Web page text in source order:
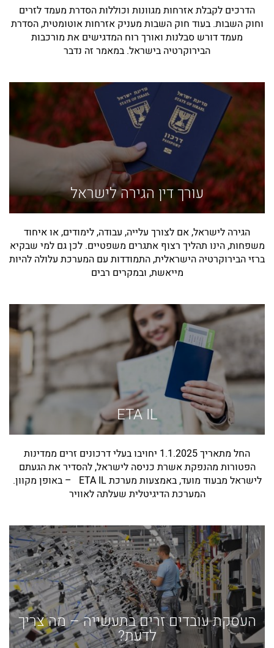
הדרכים לקבלת אזרחות מגוונות וכוללות הסדרת מעמד לזרים
וחוק השבות. בעוד חוק השבות מעניק אזרחות אוטומטית, הסדרת
מעמד דורש סבלנות ואורך רוח המדגישים את מורכבות
הבירוקרטיה בישראל. במאמר זה נדבר
עורך דין הגירה לישראל
הגירה לישראל, אם לצורך עלייה, עבודה, לימודים, או איחוד
משפחות, הינו תהליך רצוף אתגרים משפטיים. לכן גם למי שבקיא
ברזי הבירוקרטיה הישראלית, התמודדות עם המערכת עלולה להיות
מייאשת, ובמקרים רבים
ETA IL
החל מתאריך 1.1.2025 יחויבו בעלי דרכונים זרים ממדינות
הפטורות מהנפקת אשרת כניסה לישראל, להסדיר את הגעתם
לישראל מבעוד מועד, באמצעות מערכת ETA IL – באופן מקוון.
המערכת הדיגיטלית שעלתה לאוויר
העסקת עובדים זרים בתעשייה – מה צריך
לדעת?